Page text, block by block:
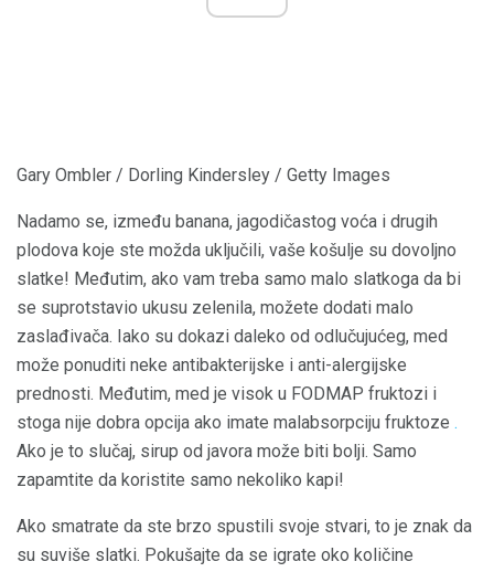
Gary Ombler / Dorling Kindersley / Getty Images
Nadamo se, između banana, jagodičastog voća i drugih
plodova koje ste možda uključili, vaše košulje su dovoljno
slatke! Međutim, ako vam treba samo malo slatkoga da bi
se suprotstavio ukusu zelenila, možete dodati malo
zaslađivača. Iako su dokazi daleko od odlučujućeg, med
može ponuditi neke antibakterijske i anti-alergijske
prednosti. Međutim, med je visok u FODMAP fruktozi i
stoga nije dobra opcija ako imate malabsorpciju fruktoze .
Ako je to slučaj, sirup od javora može biti bolji. Samo
zapamtite da koristite samo nekoliko kapi!
Ako smatrate da ste brzo spustili svoje stvari, to je znak da
su suviše slatki. Pokušajte da se igrate oko količine